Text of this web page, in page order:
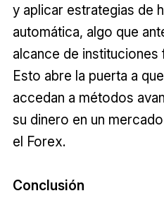
y aplicar estrategias de
automática, algo que
alcance de instituciones
Esto abre la puerta a
accedan a métodos
su dinero en un
el Forex.
Conclusión